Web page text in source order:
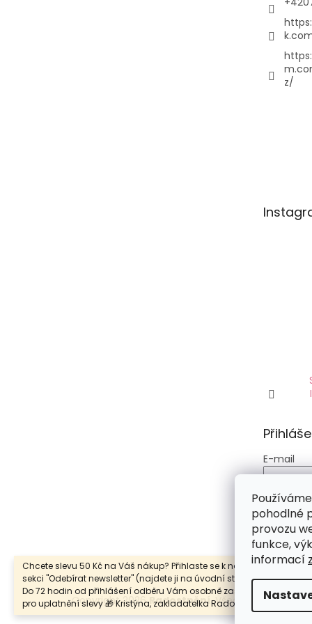
pohodlné
provozu
funkce,
informací
Chcete slevu 50 Kč na Váš nákup? Přihlaste se k našemu
sekci "Odebírat newsletter" (najdete ji na úvodní stránce vpravo
Do 72 hodin od přihlášení odběru Vám osobně zašlu Váš unikátní
pro uplatnění slevy 🎁 Kristýna, zakladatelka Radostnění
z/
E-mail
Nová
Copyright 2026 Radostnění . Všechna práva